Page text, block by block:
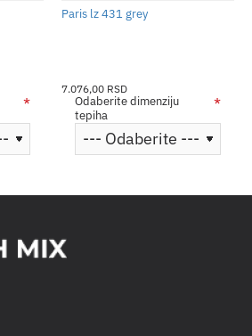
Paris lz 431 grey
7.076,00 RSD
Odaberite dimenziju
tepiha